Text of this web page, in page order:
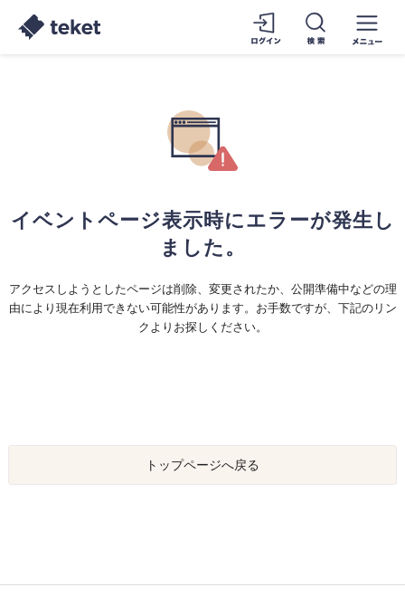
イベントページ表示時にエラーが発生し
ました。
アクセスしようとしたページは削除、変更されたか、公開準備中などの理
由により現在利用できない可能性があります。お手数ですが、下記のリン
クよりお探しください。
トップページへ戻る